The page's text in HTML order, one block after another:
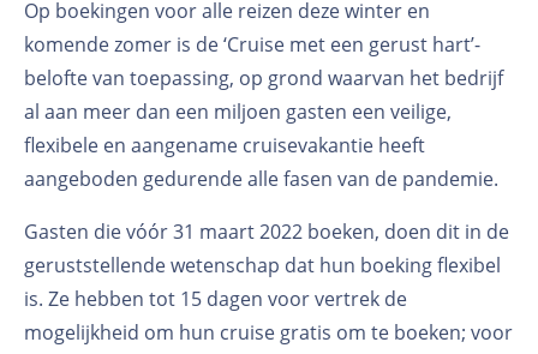
Op boekingen voor alle reizen deze winter en
komende zomer is de ‘Cruise met een gerust hart’-
belofte van toepassing, op grond waarvan het bedrijf
al aan meer dan een miljoen gasten een veilige,
flexibele en aangename cruisevakantie heeft
aangeboden gedurende alle fasen van de pandemie.
Gasten die vóór 31 maart 2022 boeken, doen dit in de
geruststellende wetenschap dat hun boeking flexibel
is. Ze hebben tot 15 dagen voor vertrek de
mogelijkheid om hun cruise gratis om te boeken; voor